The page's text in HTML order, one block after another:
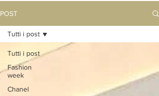
POST
Tutti i post
Fashion
week
Chanel
Tutti i post